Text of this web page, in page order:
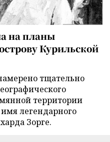
на планы
Курильской
тщательно
территории
легендарного
Зорге.